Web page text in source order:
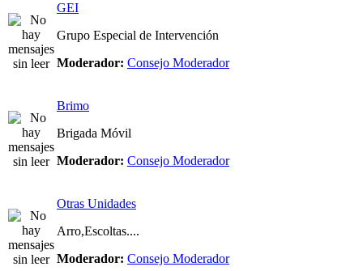
GEI
Grupo Especial de Intervención
Moderador: Consejo Moderador
Brimo
Brigada Móvil
Moderador: Consejo Moderador
Otras Unidades
Arro,Escoltas....
Moderador: Consejo Moderador